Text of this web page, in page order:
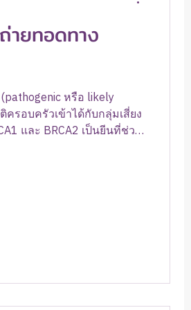
ายทอดทาง
หรือ likely
ครอบครัวเข้าได้กับกลุ่มเสี่ยง
และ BRCA2 เป็นยีนที่ช่วย